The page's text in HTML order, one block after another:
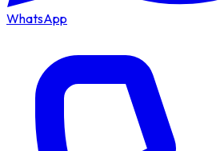
WhatsApp